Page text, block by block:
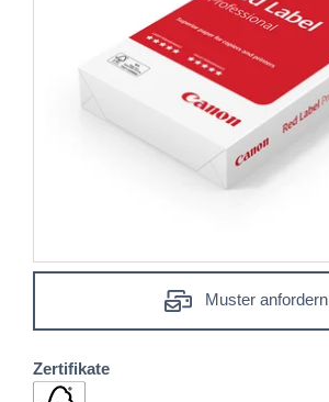
Muster anfordern
Zertifikate